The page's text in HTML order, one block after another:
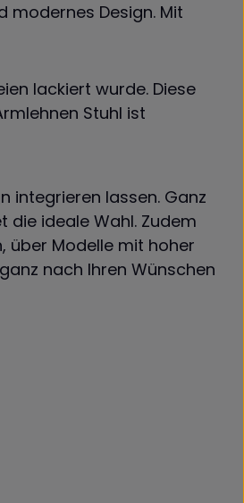
modernes Design. Mit
lackiert wurde. Diese
Stuhl ist
integrieren lassen. Ganz
die ideale Wahl. Zudem
über Modelle mit hoher
nach Ihren Wünschen